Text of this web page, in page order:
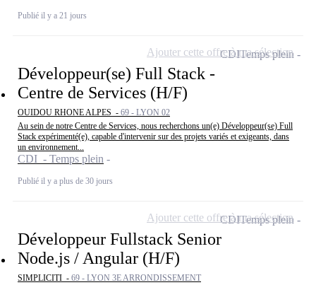
Publié il y a 21 jours
Développeur(se) Full Stack -
Centre de Services (H/F)
OUIDOU RHONE ALPES - 69 - LYON 02
Au sein de notre Centre de Services, nous recherchons un(e) Développeur(se) Full
Stack expérimenté(e), capable d'intervenir sur des projets variés et exigeants, dans
un environnement...
CDI - Temps plein
Publié il y a plus de 30 jours
CDITemps plein
Ajouter cette offre à ma sélection
Développeur Fullstack Senior
Node.js / Angular (H/F)
SIMPLICITI - 69 - LYON 3E ARRONDISSEMENT
CDITemps plein
Ajouter cette offre à ma sélection